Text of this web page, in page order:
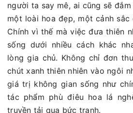
người ta say mê, ai cũng sẽ
một loài hoa đẹp, một cảnh sắc
Chính vì thế mà việc đưa thiên
sống dưới nhiều cách khác
lòng gia chủ. Không chỉ đơn
chút xanh thiên nhiên vào ngôi
giá trị không gian sống như
tác phẩm phù điêu hoa lá
truyền tải qua bức tranh.